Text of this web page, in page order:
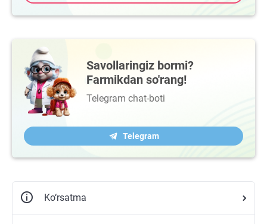
Savollaringiz bormi?
Farmikdan so'rang!
Telegram chat-boti
Telegram
Ko‘rsatma